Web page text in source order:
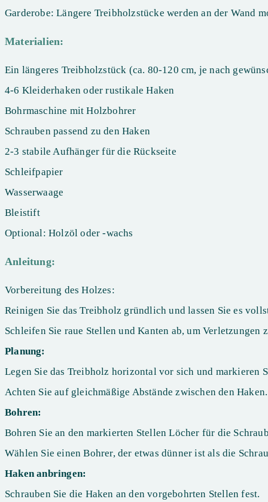
Garderobe: Längere Treibholzstücke werden an der Wand
Materialien:
Ein längeres Treibholzstück (ca. 80-120 cm, je nach
4-6 Kleiderhaken oder rustikale Haken
Bohrmaschine mit Holzbohrer
Schrauben passend zu den Haken
2-3 stabile Aufhänger für die Rückseite
Schleifpapier
Wasserwaage
Bleistift
Optional: Holzöl oder -wachs
Anleitung:
Vorbereitung des Holzes:
Reinigen Sie das Treibholz gründlich und lassen Sie es
Schleifen Sie raue Stellen und Kanten ab, um Verletzungen
Planung:
Legen Sie das Treibholz horizontal vor sich und
Achten Sie auf gleichmäßige Abstände zwischen den Haken.
Bohren:
Bohren Sie an den markierten Stellen Löcher für die
Wählen Sie einen Bohrer, der etwas dünner ist als die
Haken anbringen:
Schrauben Sie die Haken an den vorgebohrten Stellen fest.